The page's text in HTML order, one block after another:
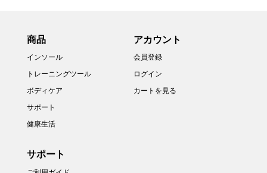
商品
インソール
トレーニングツール
ボディケア
サポート
健康生活
アカウント
会員登録
ログイン
カートを見る
サポート